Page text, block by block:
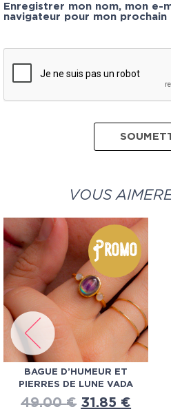
Enregistrer mon nom, mon e-
navigateur pour mon prochain
VOUS
Promo
BAGUE D’HUMEUR ET
PIERRES DE LUNE VADA
49.00€ 31.85 €